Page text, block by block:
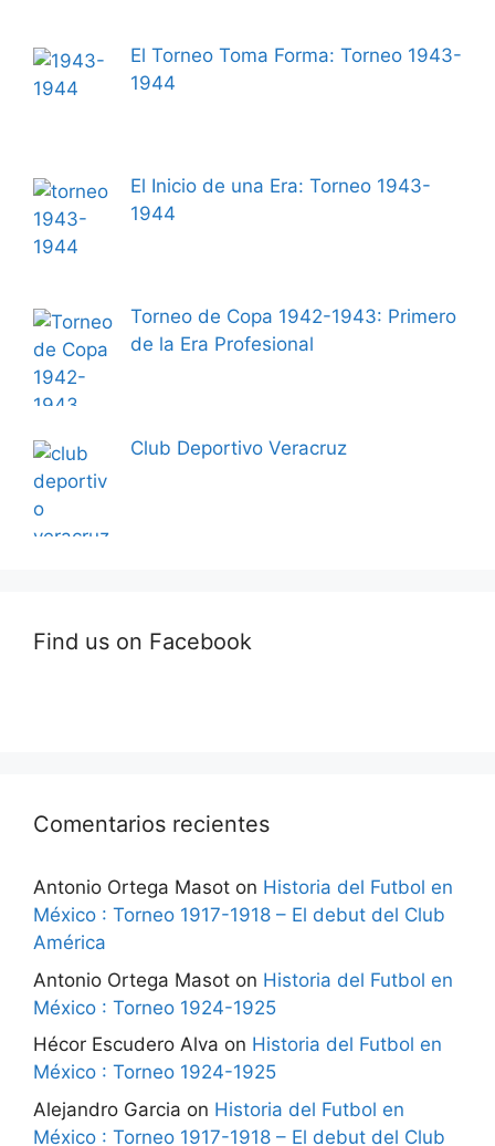
El Torneo Toma Forma: Torneo 1943-
1944
El Inicio de una Era: Torneo 1943-
1944
Torneo de Copa 1942-1943: Primero
de la Era Profesional
Club Deportivo Veracruz
Find us on Facebook
Comentarios recientes
Antonio Ortega Masot on Historia del Futbol en
México : Torneo 1917-1918 – El debut del Club
América
Antonio Ortega Masot on Historia del Futbol en
México : Torneo 1924-1925
Hécor Escudero Alva on Historia del Futbol en
México : Torneo 1924-1925
Alejandro Garcia on Historia del Futbol en
México : Torneo 1917-1918 – El debut del Club